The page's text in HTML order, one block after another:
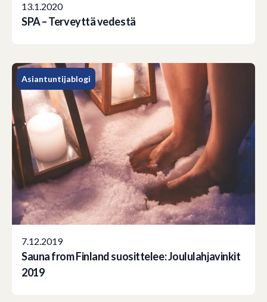
13.1.2020
SPA – Terveyttä vedestä
Asiantuntijablogi
7.12.2019
Sauna from Finland suosittelee: Joululahjavinkit
2019